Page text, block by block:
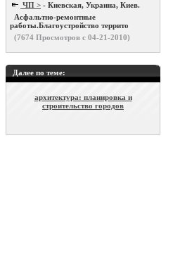
ЧП > - Киевская, Украина, Киев.
Асфальтно-ремонтные
работы.Благоустройство террито
(7674 Просмотров с 04-21-2010)
Далее по теме:
архитектура: планировка и
строительство городов